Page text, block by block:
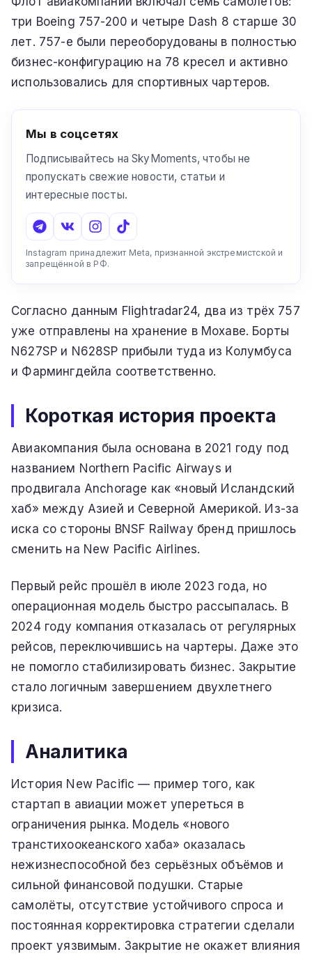
три Boeing 757-200 и четыре Dash 8 старше 30
лет. 757-е были переоборудованы в полностью
бизнес-конфигурацию на 78 кресел и активно
использовались для спортивных чартеров.
Мы в соцсетях
Подписывайтесь на SkyMoments, чтобы не
пропускать свежие новости, статьи и
интересные посты.
Instagram принадлежит Meta, признанной экстремистской и
запрещённой в РФ.
Согласно данным Flightradar24, два из трёх 757
уже отправлены на хранение в Мохаве. Борты
N627SP и N628SP прибыли туда из Колумбуса
и Фармингдейла соответственно.
Короткая история проекта
Авиакомпания была основана в 2021 году под
названием Northern Pacific Airways и
продвигала Anchorage как «новый Исландский
хаб» между Азией и Северной Америкой. Из-за
иска со стороны BNSF Railway бренд пришлось
сменить на New Pacific Airlines.
Первый рейс прошёл в июле 2023 года, но
операционная модель быстро рассыпалась. В
2024 году компания отказалась от регулярных
рейсов, переключившись на чартеры. Даже это
не помогло стабилизировать бизнес. Закрытие
стало логичным завершением двухлетнего
кризиса.
Аналитика
История New Pacific — пример того, как
стартап в авиации может упереться в
ограничения рынка. Модель «нового
транстихоокеанского хаба» оказалась
нежизнеспособной без серьёзных объёмов и
сильной финансовой подушки. Старые
самолёты, отсутствие устойчивого спроса и
постоянная корректировка стратегии сделали
проект уязвимым. Закрытие не окажет влияния